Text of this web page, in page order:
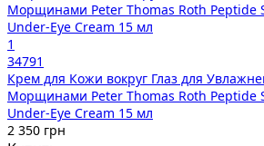
1
34791
Крем для Кожи вокруг Глаз для
Морщинами Peter Thomas Roth Peptide
Under-Eye Cream 15 мл
2 350 грн